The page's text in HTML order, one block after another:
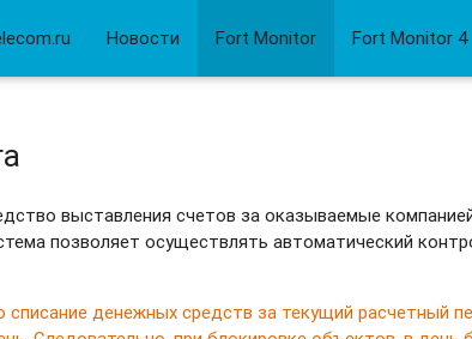
Новости Fort Monitor Fort Monitor 4
выставления счетов за оказываемые
позволяет осуществлять автоматический
денежных средств за текущий расчетный